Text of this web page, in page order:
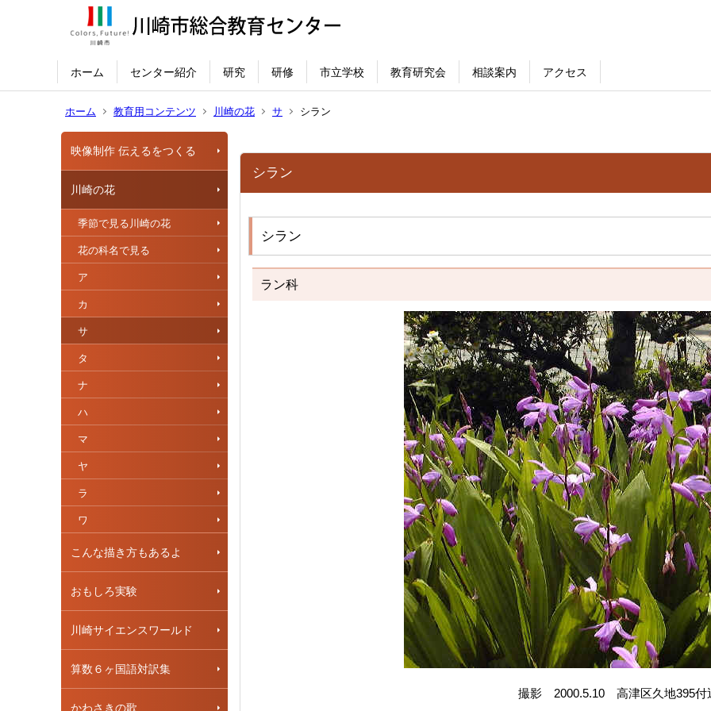
ホーム センター紹介 研究 研修 市立学校 教育研究会 相談案内 アクセス
ホーム 教育用コンテンツ 川崎の花 サ シラン
映像制作 伝えるをつくる
川崎の花
季節で見る川崎の花
花の科名で見る
ア
カ
サ
タ
ナ
ハ
マ
ヤ
ラ
ワ
こんな描き方もあるよ
おもしろ実験
川崎サイエンスワールド
算数６ヶ国語対訳集
かわさきの歌
シラン
シラン
ラン科
撮影 2000.5.10 高津区久地395付